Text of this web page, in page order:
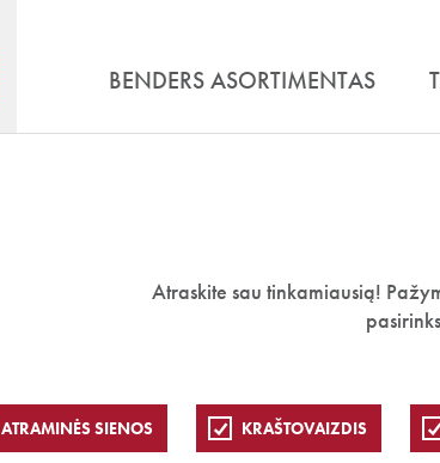
BENDERS ASORTIMENTAS
Atraskite sau tinkamiausią!
ATRAMINĖS SIENOS KRAŠTOVAIZDIS